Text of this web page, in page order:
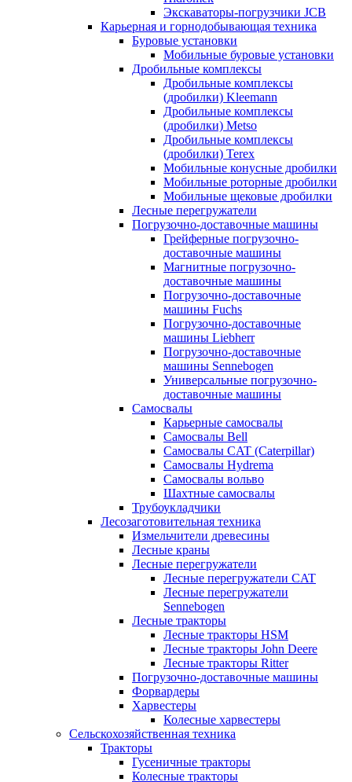
Экскаваторы-погрузчики JCB
Карьерная и горнодобывающая техника
Буровые установки
Мобильные буровые установки
Дробильные комплексы
Дробильные комплексы
(дробилки) Kleemann
Дробильные комплексы
(дробилки) Metso
Дробильные комплексы
(дробилки) Terex
Мобильные конусные дробилки
Мобильные роторные дробилки
Мобильные щековые дробилки
Лесные перегружатели
Погрузочно-доставочные машины
Грейферные погрузочно-
доставочные машины
Магнитные погрузочно-
доставочные машины
Погрузочно-доставочные
машины Fuchs
Погрузочно-доставочные
машины Liebherr
Погрузочно-доставочные
машины Sennebogen
Универсальные погрузочно-
доставочные машины
Самосвалы
Карьерные самосвалы
Самосвалы Bell
Самосвалы CAT (Caterpillar)
Самосвалы Hydrema
Самосвалы вольво
Шахтные самосвалы
Трубоукладчики
Лесозаготовительная техника
Измельчители древесины
Лесные краны
Лесные перегружатели
Лесные перегружатели CAT
Лесные перегружатели
Sennebogen
Лесные тракторы
Лесные тракторы HSM
Лесные тракторы John Deere
Лесные тракторы Ritter
Погрузочно-доставочные машины
Форвардеры
Харвестеры
Колесные харвестеры
Сельскохозяйственная техника
Тракторы
Гусеничные тракторы
Колесные тракторы